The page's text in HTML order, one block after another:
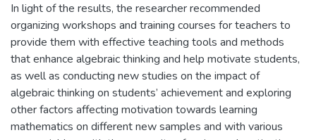
In light of the results, the researcher recommended
organizing workshops and training courses for teachers to
provide them with effective teaching tools and methods
that enhance algebraic thinking and help motivate students,
as well as conducting new studies on the impact of
algebraic thinking on students’ achievement and exploring
other factors affecting motivation towards learning
mathematics on different new samples and with various